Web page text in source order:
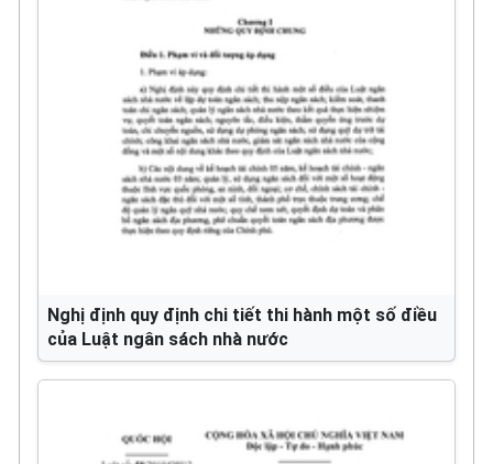
Nghị định quy định chi tiết thi hành một số điều
của Luật ngân sách nhà nước